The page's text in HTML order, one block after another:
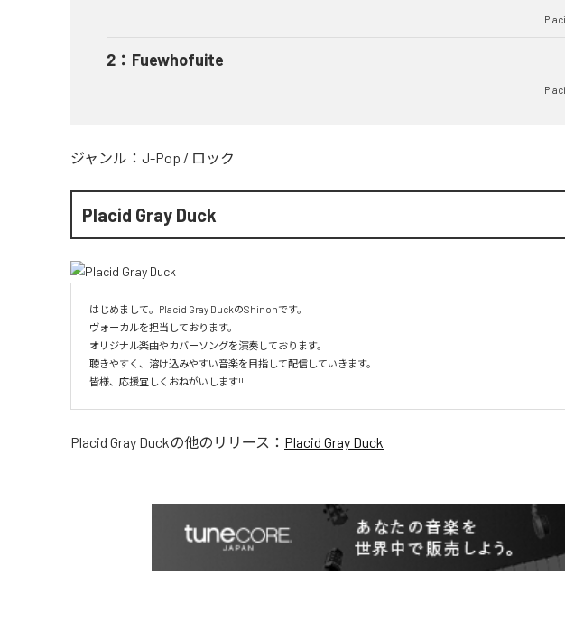
2 ： Fuewhofuite
ジャンル： J-Pop / ロック
Placid Gray Duck
はじめまして。Placid Gray DuckのShinonです。
ヴォーカルを担当しております。
オリジナル楽曲やカバーソングを演奏しております。
聴きやすく、溶け込みやすい音楽を目指して配信していきます。
皆様、応援宜しくおねがいします!!
Placid Gray Duckの他のリリース： Placid Gray Duck